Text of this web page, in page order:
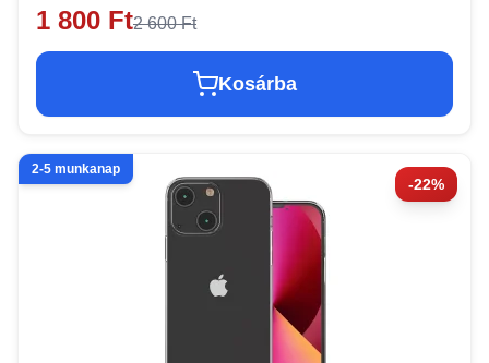
1 800 Ft2 600 Ft
Kosárba
-22%
2-5 munkanap